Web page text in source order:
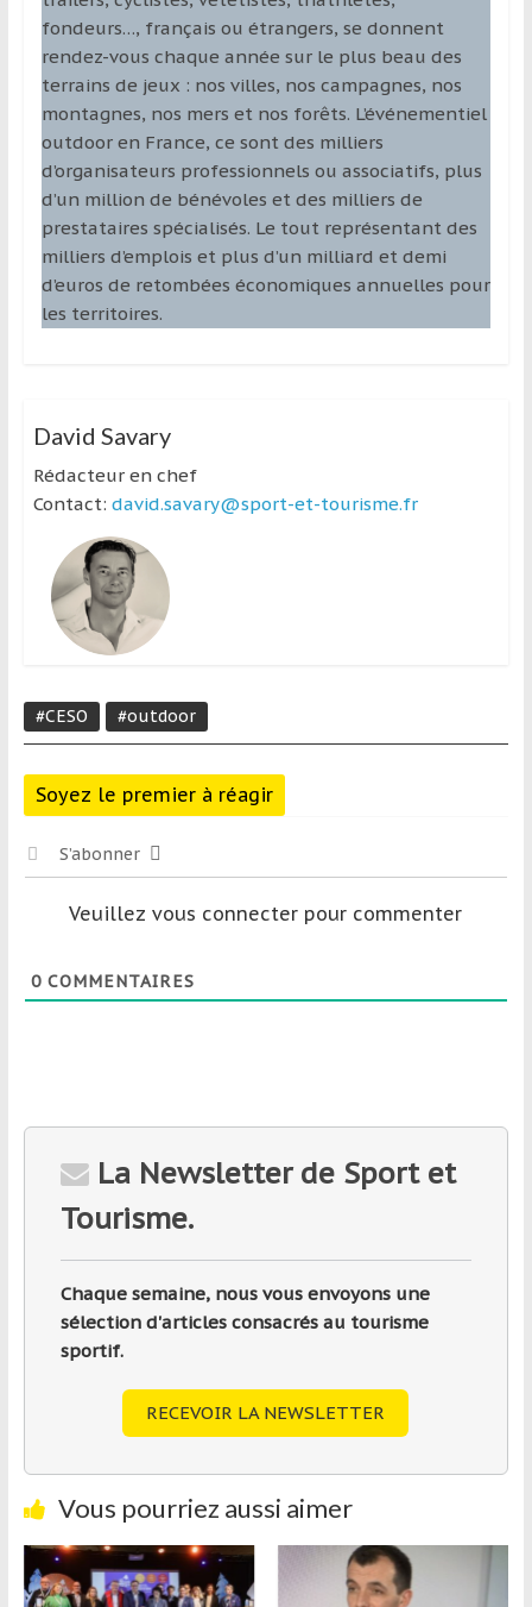
fondeurs…, français ou étrangers, se donnent
rendez-vous chaque année sur le plus beau des
terrains de jeux : nos villes, nos campagnes, nos
montagnes, nos mers et nos forêts. L’événementiel
outdoor en France, ce sont des milliers
d’organisateurs professionnels ou associatifs, plus
d’un million de bénévoles et des milliers de
prestataires spécialisés. Le tout représentant des
milliers d’emplois et plus d’un milliard et demi
d’euros de retombées économiques annuelles pour
les territoires.
David Savary
Rédacteur en chef
Contact: david.savary@sport-et-tourisme.fr
#CESO #outdoor
Soyez le premier à réagir
S’abonner
Veuillez vous connecter pour commenter
0COMMENTAIRES
La Newsletter de Sport et
Tourisme.
Chaque semaine, nous vous envoyons une
sélection d'articles consacrés au tourisme
sportif.
RECEVOIR LA NEWSLETTER
Vous pourriez aussi aimer